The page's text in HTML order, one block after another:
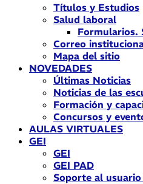
Títulos y Estudios
Salud laboral
Formularios.
Correo
Mapa del sitio
NOVEDADES
Últimas Noticias
Noticias de las
Formación y
Concursos y
AULAS VIRTUALES
GEI
GEI
GEI PAD
Soporte al usuario